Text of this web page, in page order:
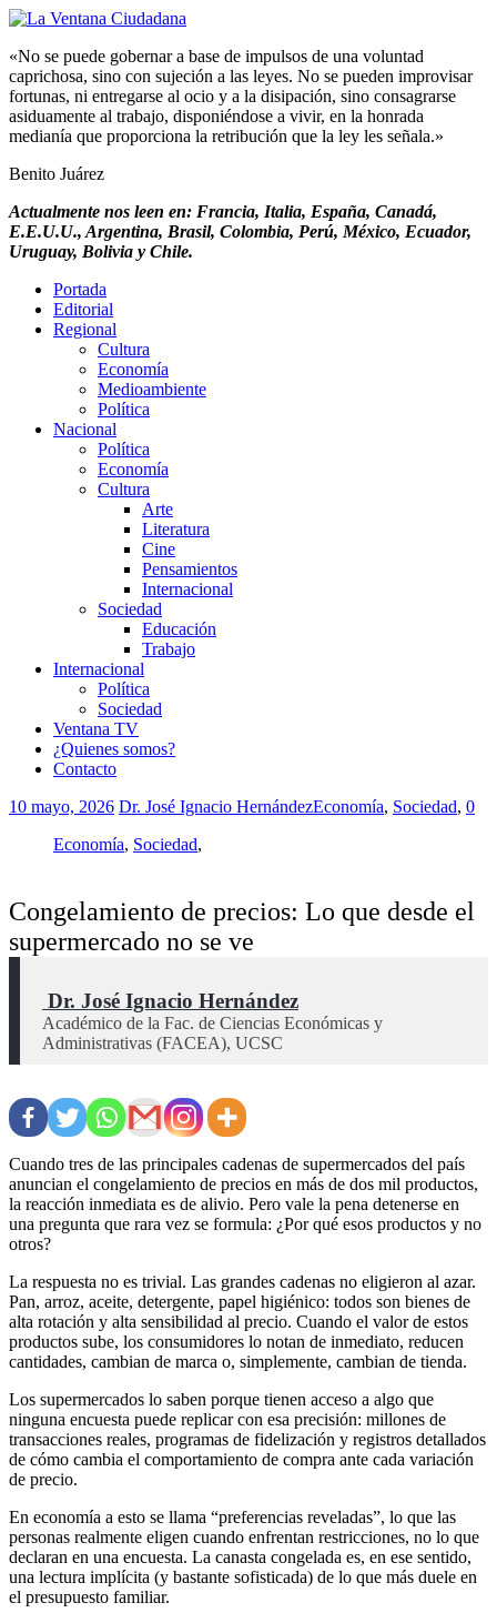
«No se puede gobernar a base de impulsos de una voluntad
caprichosa, sino con sujeción a las leyes. No se pueden improvisar
fortunas, ni entregarse al ocio y a la disipación, sino consagrarse
asiduamente al trabajo, disponiéndose a vivir, en la honrada
medianía que proporciona la retribución que la ley les señala.»
Benito Juárez
Actualmente nos leen en: Francia, Italia, España, Canadá,
E.E.U.U., Argentina, Brasil, Colombia, Perú, México, Ecuador,
Uruguay, Bolivia y Chile.
Portada
Editorial
Regional
Cultura
Economía
Medioambiente
Política
Nacional
Política
Economía
Cultura
Arte
Literatura
Cine
Pensamientos
Internacional
Sociedad
Educación
Trabajo
Internacional
Política
Sociedad
Ventana TV
¿Quienes somos?
Contacto
10 mayo, 2026 Dr. José Ignacio HernándezEconomía, Sociedad, 0
Economía, Sociedad,
Congelamiento de precios: Lo que desde el
supermercado no se ve
Dr. José Ignacio Hernández
Académico de la Fac. de Ciencias Económicas y
Administrativas (FACEA), UCSC
Cuando tres de las principales cadenas de supermercados del país
anuncian el congelamiento de precios en más de dos mil productos,
la reacción inmediata es de alivio. Pero vale la pena detenerse en
una pregunta que rara vez se formula: ¿Por qué esos productos y no
otros?
La respuesta no es trivial. Las grandes cadenas no eligieron al azar.
Pan, arroz, aceite, detergente, papel higiénico: todos son bienes de
alta rotación y alta sensibilidad al precio. Cuando el valor de estos
productos sube, los consumidores lo notan de inmediato, reducen
cantidades, cambian de marca o, simplemente, cambian de tienda.
Los supermercados lo saben porque tienen acceso a algo que
ninguna encuesta puede replicar con esa precisión: millones de
transacciones reales, programas de fidelización y registros detallados
de cómo cambia el comportamiento de compra ante cada variación
de precio.
En economía a esto se llama “preferencias reveladas”, lo que las
personas realmente eligen cuando enfrentan restricciones, no lo que
declaran en una encuesta. La canasta congelada es, en ese sentido,
una lectura implícita (y bastante sofisticada) de lo que más duele en
el presupuesto familiar.